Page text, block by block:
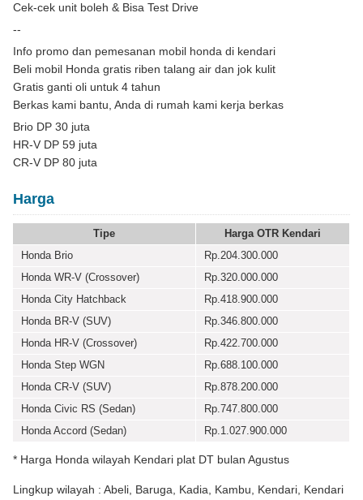
Cek-cek unit boleh & Bisa Test Drive
--
Info promo dan pemesanan mobil honda di kendari
Beli mobil Honda gratis riben talang air dan jok kulit
Gratis ganti oli untuk 4 tahun
Berkas kami bantu, Anda di rumah kami kerja berkas
Brio DP 30 juta
HR-V DP 59 juta
CR-V DP 80 juta
Harga
Tipe
Harga OTR Kendari
Honda Brio
Rp.204.300.000
Honda WR-V (Crossover)
Rp.320.000.000
Honda City Hatchback
Rp.418.900.000
Honda BR-V (SUV)
Rp.346.800.000
Honda HR-V (Crossover)
Rp.422.700.000
Honda Step WGN
Rp.688.100.000
Honda CR-V (SUV)
Rp.878.200.000
Honda Civic RS (Sedan)
Rp.747.800.000
Honda Accord (Sedan)
Rp.1.027.900.000
* Harga Honda wilayah Kendari plat DT bulan Agustus
Lingkup wilayah : Abeli, Baruga, Kadia, Kambu, Kendari, Kendari